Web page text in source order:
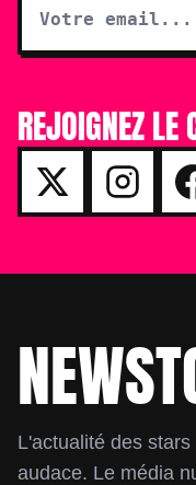
REJOIGNEZ LE
Footer
L'actualité des
audace. Le média